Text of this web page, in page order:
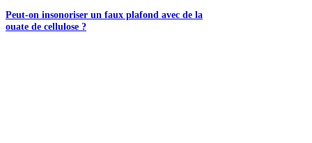
Peut-on insonoriser un faux plafond avec de la
ouate de cellulose ?